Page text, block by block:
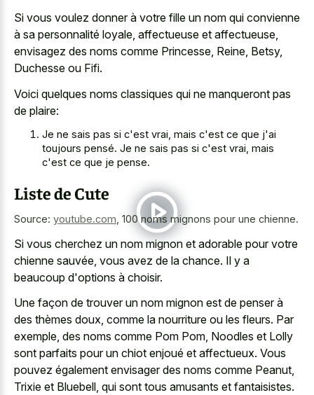
Si vous voulez donner à votre fille un nom qui convienne
à sa personnalité loyale, affectueuse et affectueuse,
envisagez des noms comme Princesse, Reine, Betsy,
Duchesse ou Fifi.
Voici quelques noms classiques qui ne manqueront pas
de plaire:
Je ne sais pas si c'est vrai, mais c'est ce que j'ai
toujours pensé. Je ne sais pas si c'est vrai, mais
c'est ce que je pense.
Liste de Cute
Source: youtube.com 100 noms mignons pour une chienne.
Si vous cherchez un nom mignon et adorable pour votre
chienne sauvée, vous avez de la chance. Il y a
beaucoup d'options à choisir.
Une façon de trouver un nom mignon est de penser à
des thèmes doux, comme la nourriture ou les fleurs. Par
exemple, des noms comme Pom Pom, Noodles et Lolly
sont parfaits pour un chiot enjoué et affectueux. Vous
pouvez également envisager des noms comme Peanut,
Trixie et Bluebell, qui sont tous amusants et fantaisistes.